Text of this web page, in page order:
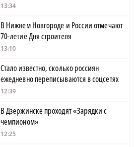
13:34
В Нижнем Новгороде и России отмечают
70-летие Дня строителя
13:10
Стало известно, сколько россиян
ежедневно переписываются в соцсетях
12:39
В Дзержинске проходят «Зарядки с
чемпионом»
12:25